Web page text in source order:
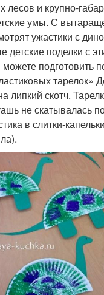
лесов и крупно-
умы. С
ужастики с
детские поделки с
подготовить
тарелок»
липкий скотч.
не скатывалась
в слитки-